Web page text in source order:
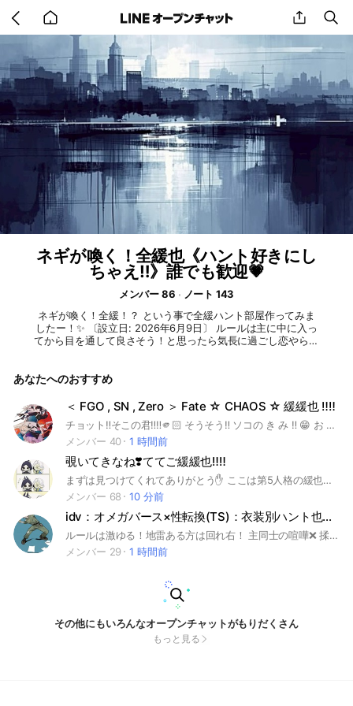
back
to
home
share
ネギが喚く！全緩也《ハント好きにし
ちゃえ‼️》誰でも歓迎💗
メンバー 86
ノート 143
ネギが喚く！全緩！？ という事で全緩ハント部屋作ってみま
したー！✨ 〔設立日: 2026年6月9日〕 ルールは主に中に入っ
てから目を通して良さそう！と思ったら気長に過ごし恋やらお
ハントも種類問わず全て○⁉️是非とも楽しんで行ってください
他の人が嫌がってるのに永遠に続けるのはしないこと！ 最低
限これだけ守ってくれれば後は自由にどうぞ👋🏻‪短期は報告要
らず自由にしてください、完Cだけ管理側の人に報告が必須な
のでそこだけご注意を…‼️‼️‼️ とりあえず入ってからにしなっ
ber #実況者 #特撮 #M!LK #twst #ツイステ #まほやく #魔法
使いの約束 #僕のヒーローアカデミア #MHA #JUJU #呪術廻
戦 #刀剣乱舞 #魔入間#魔入りました! 入間くん #実況者 #チェ
ンソーマン #ウィンブレ #鳴潮 #原神 #gnsn #崩スタ #スタレ
#斉木楠雄のΨ難 #斉 #暗殺教室 #プロセカ #文スト #文豪スト
レイドッグス #ヘタリア #APH #第5#JOJO #鬼灯の冷徹 #db
d #逃げ上手の若君 #wrwrd #リトルナイトメア #サカモトデ
イズ #ヒプノシスマイク #ヒプマイ #黒執事 #モブサイコ100
乱太郎 #名探偵コナン #日本三國 #光が死んだ夏 #スタレ #HU
NTERHUNTER #ジブリ #極楽街 #ブルータル #死亡遊戯で飯
を食う #デリコズナーサリー #NieR #幼女戦記 #マッシュル #
デトロイト #モノノ怪 #タコピーの原罪 #イカゲーム #ズート
ピア #ハズビンホテル #エブリデイホスト #ダンダダン #ワン
ピース #怪獣8号 #いぬやしき #pkmn #ポケットモンスター#B
あなたへのおすすめ
＜ FGO , SN , Zero ＞ Fate ☆ CHAOS ☆ 緩緩也 ‼️‼️
チョット‼️そこの君‼️‼️🫵🏻 そうそう‼️ ソコの き み ‼️ 😁 お ❓ 見てくれた ❓ ありがとう‼️‼️ ここは Fate作品 の キャラに なりきる なりきりオープンチャット ですヨ‼️👐 とにかく 楽しく ‼️ ワイワイ ‼️ してこう と 思ってる ヨ ‼️‼️ そんな新規チャンに お願いごとが あるンだヮ 〜 🥲 浮上多め な 新規を我ら は 求めている ‼️‼️ 現在 過疎気味なんだヨ‼️‼️ 😫 このオプを 救えるのは 君だ ‼️🫵🏻 来るしか ないよ ナ 〜〜‼️ ＼ 来よ 〜〜 う ‼️‼️ ／ 細かいルールは 中に入ってから ナ ‼️ ァ 、 なりきり初心者と 荒らしは 回れ右な ❓ 荒らしは 速攻 宝具 （ 蹴 ） 打つからな 😁😁 2026 3/22 初ハント ＆ 初カプ 👏 今なら てぇてぇ 見れますよ ‼️‼️‼️ この下は 引っ掛けタグ だぜ 😁 引っ掛け #Fate #fate #FGO #fgo #Fate/GrandOrder #Fate/Staynight #Fate/Zero #緩也 #也 #なりきり #nrkr
メンバー 40
1 時間前
覗いてきなね❣️ててご緩緩也‼️‼️
まずは見つけてくれてありがとう✋ ここは第5人格の緩也だよ❣️❣️ まだできたばっかりで人数が少ないけど、興味があったら覗いてみてね👋 サポート要因として、最高人数10人まで冠つけさせてもらうね ルール説明は中で詳しく書いてあるけど、ここでも軽く説明しておくよ✍🏻 ️〜⭕️なこと〜 衣装被り、同顔、ハント、多少のキャラ崩壊 〜❌なこと〜 中の人同士の喧嘩、不特定多数が嫌な思いをする言動、オリキャラ ここまで見てくれたならバッチリだね👌 参加申請するときは未定系の名前とアイコンにしてね．そうじゃないと冠勢が迷子だと勘違いしちゃうから👏 それじゃあ、先に中で待ってる👋👋 以下タグ🏷 #ててご #緩也 #緩緩也 #也 #ttg 創立日 2026 ／ 6月9日 ．
メンバー 68
10 分前
idv：オメガバース×性転換(TS)：衣装別ハント也─混沌を添えて─
ルールは激ゆる！地雷ある方は回れ右！ 主同士の喧嘩❌ 揉め事❌ 即抜け❌ 衣装被り⭕️ 雑談⭕️ 地雷ない人がいい(´･_･`)ﾅ- 後は中に入ってから決めてな！ 質問すっ飛ばす人は承認遅くなります 作成：始動2026/01/15 #ttg #第五人格 #ててご #なりきり
メンバー 29
1 時間前
その他にもいろんなオープンチャットがもりだくさん
もっと見る